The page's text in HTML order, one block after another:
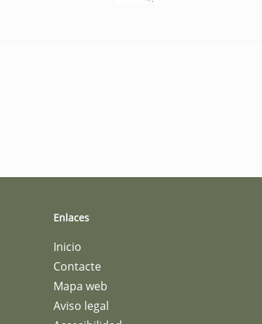
Enlaces
Inicio
Contacte
Mapa web
Aviso legal